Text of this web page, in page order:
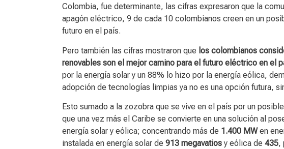
Colombia, fue determinante, las cifras expresaron que la
apagón eléctrico, 9 de cada 10 colombianos creen en un
futuro en el país.
Pero también las cifras mostraron que los colombianos
renovables son el mejor camino para el futuro eléctrico en el
por la energía solar y un 88% lo hizo por la energía eólica,
adopción de tecnologías limpias ya no es una opción futura,
Esto sumado a la zozobra que se vive en el país por un
que una vez más el Caribe se convierte en una solución al
energía solar y eólica; concentrando más de 1.400 MWen
instalada en energía solar de 913 megavatiosy eólica de 435,